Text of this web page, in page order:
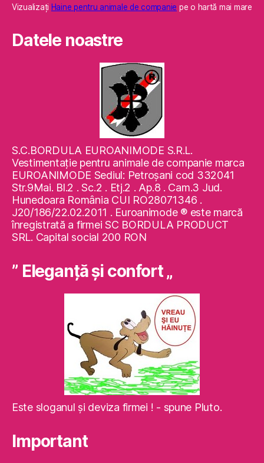
Vizualizaţi Haine pentru animale de companie pe o hartă mai mare
Datele noastre
S.C.BORDULA EUROANIMODE S.R.L.
Vestimentaţie pentru animale de companie marca
EUROANIMODE Sediul: Petroşani cod 332041
Str.9Mai. Bl.2 . Sc.2 . Etj.2 . Ap.8 . Cam.3 Jud.
Hunedoara România CUI RO28071346 .
J20/186/22.02.2011 . Euroanimode ® este marcă
înregistrată a firmei SC BORDULA PRODUCT
SRL. Capital social 200 RON
” Eleganţă şi confort „
Este sloganul şi deviza firmei ! - spune Pluto.
Important